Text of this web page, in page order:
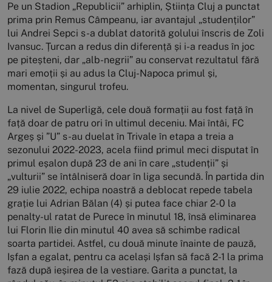
Pe un Stadion „Republicii” arhiplin, Știința Cluj a punctat
prima prin Remus Câmpeanu, iar avantajul „studenților”
lui Andrei Sepci s-a dublat datorită golului înscris de Zoli
Ivansuc. Țurcan a redus din diferență și i-a readus în joc
pe piteșteni, dar „alb-negrii” au conservat rezultatul fără
mari emoții și au adus la Cluj-Napoca primul și,
momentan, singurul trofeu.
La nivel de Superligă, cele două formații au fost față în
față doar de patru ori în ultimul deceniu. Mai întâi, FC
Argeș și ”U” s-au duelat în Trivale în etapa a treia a
sezonului 2022-2023, acela fiind primul meci disputat în
primul eșalon după 23 de ani în care „studenții” și
„vulturii” se întâlniseră doar în liga secundă. În partida din
29 iulie 2022, echipa noastră a deblocat repede tabela
grație lui Adrian Bălan (4) și putea face chiar 2-0 la
penalty-ul ratat de Purece în minutul 18, însă eliminarea
lui Florin Ilie din minutul 40 avea să schimbe radical
soarta partidei. Astfel, cu două minute înainte de pauză,
Ișfan a egalat, pentru ca același Ișfan să facă 2-1 la prima
fază după ieșirea de la vestiare. Garita a punctat, la